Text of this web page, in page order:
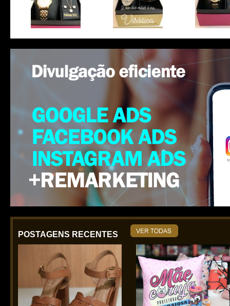
POSTAGENS RECENTES